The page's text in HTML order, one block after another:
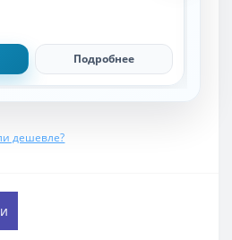
Подробнее
дешевле?